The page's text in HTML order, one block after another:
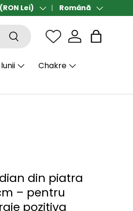
Lei) LimbăRomână
Căutare Sac
Chakre
din piatra
– pentru
pozitiva